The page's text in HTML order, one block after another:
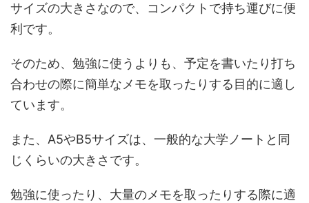
サイズの大きさなので、コンパクトで持ち運びに便
利です。
そのため、勉強に使うよりも、予定を書いたり打ち
合わせの際に簡単なメモを取ったりする目的に適し
ています。
また、A5やB5サイズは、一般的な大学ノートと同
じくらいの大きさです。
勉強に使ったり、大量のメモを取ったりする際に適